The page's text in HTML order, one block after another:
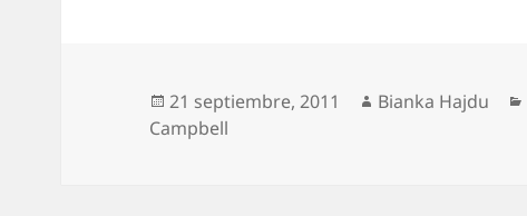
Publicado
el
21 septiembre, 2011 Autor
Bianka Hajdu
Campbell